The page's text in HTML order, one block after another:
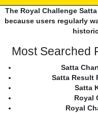
The Royal Challenge
because users regularly
Most Searched
Satta
Satta Result
Satta
Royal
Royal